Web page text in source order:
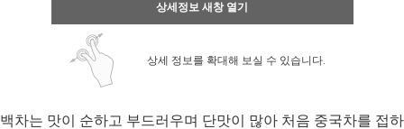
상세정보 새창 열기
상세 정보를 확대해 보실 수 있습니다.
백차는 맛이 순하고 부드러우며 단맛이 많아 처음 중국차를 접하